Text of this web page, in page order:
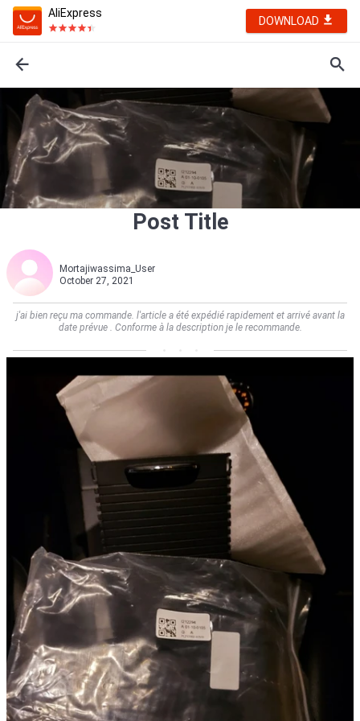
AliExpress
DOWNLOAD
Post Title
Mortajiwassima_User
October 27, 2021
j'ai bien reçu ma commande. l'article a été expédié rapidement et arrivé avant la
date prévue . Conforme à la description je le recommande.